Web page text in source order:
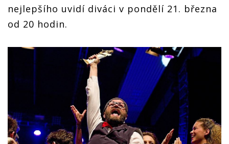
nejlepšího uvidí diváci v pondělí 21. března
od 20 hodin.